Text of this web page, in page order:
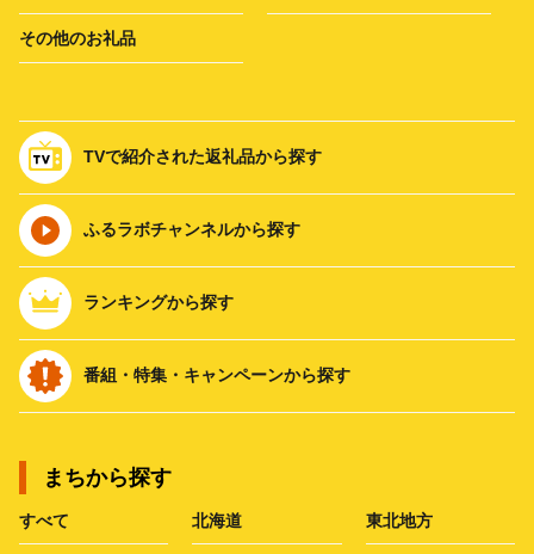
その他のお礼品
TVで紹介された返礼品から探す
ふるラボチャンネルから探す
ランキングから探す
番組・特集・キャンペーンから探す
まちから探す
すべて 北海道 東北地方